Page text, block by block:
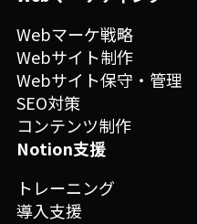
Webマーケ戦略
Webサイト制作
Webサイト保守・管理
SEO対策
コンテンツ制作
Notion支援
トレーニング
導入支援